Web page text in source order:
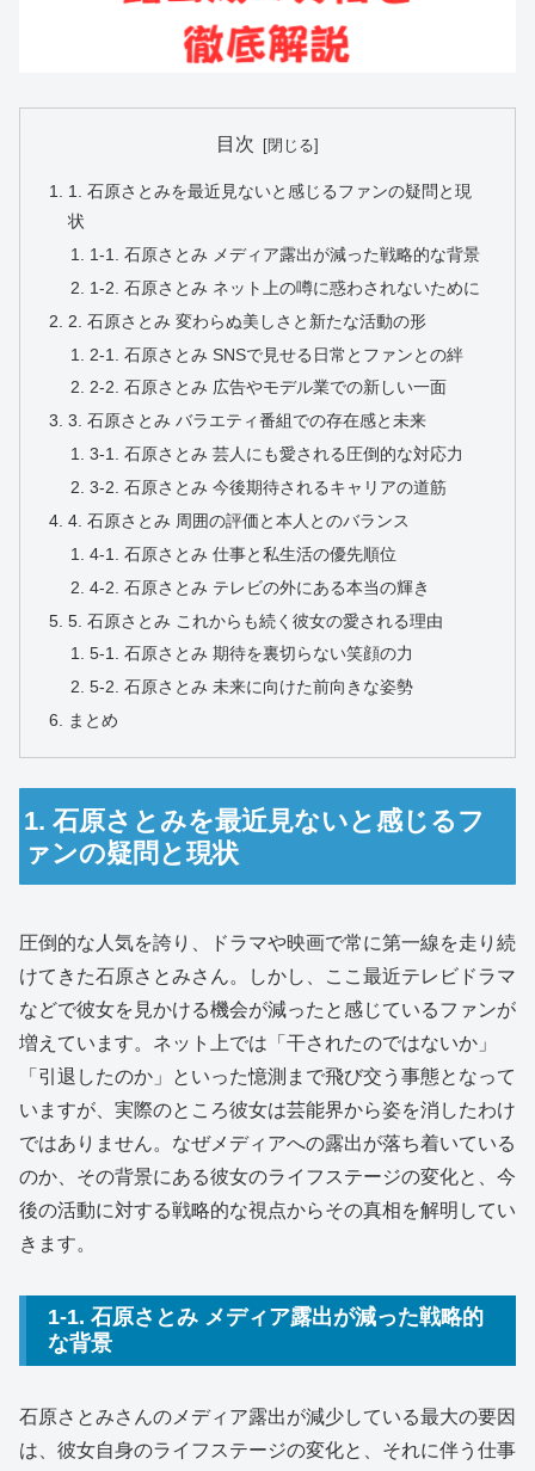
目次
1. 石原さとみを最近見ないと感じるファンの疑問と現
状
1-1. 石原さとみ メディア露出が減った戦略的な背景
1-2. 石原さとみ ネット上の噂に惑わされないために
2. 石原さとみ 変わらぬ美しさと新たな活動の形
2-1. 石原さとみ SNSで見せる日常とファンとの絆
2-2. 石原さとみ 広告やモデル業での新しい一面
3. 石原さとみ バラエティ番組での存在感と未来
3-1. 石原さとみ 芸人にも愛される圧倒的な対応力
3-2. 石原さとみ 今後期待されるキャリアの道筋
4. 石原さとみ 周囲の評価と本人とのバランス
4-1. 石原さとみ 仕事と私生活の優先順位
4-2. 石原さとみ テレビの外にある本当の輝き
5. 石原さとみ これからも続く彼女の愛される理由
5-1. 石原さとみ 期待を裏切らない笑顔の力
5-2. 石原さとみ 未来に向けた前向きな姿勢
まとめ
1. 石原さとみを最近見ないと感じるフ
ァンの疑問と現状
圧倒的な人気を誇り、ドラマや映画で常に第一線を走り続
けてきた石原さとみさん。しかし、ここ最近テレビドラマ
などで彼女を見かける機会が減ったと感じているファンが
増えています。ネット上では「干されたのではないか」
「引退したのか」といった憶測まで飛び交う事態となって
いますが、実際のところ彼女は芸能界から姿を消したわけ
ではありません。なぜメディアへの露出が落ち着いている
のか、その背景にある彼女のライフステージの変化と、今
後の活動に対する戦略的な視点からその真相を解明してい
きます。
1-1. 石原さとみ メディア露出が減った戦略的
な背景
石原さとみさんのメディア露出が減少している最大の要因
は、彼女自身のライフステージの変化と、それに伴う仕事